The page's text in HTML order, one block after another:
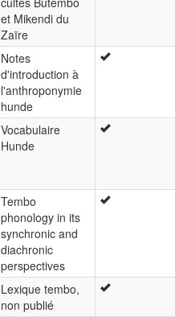
et Mikendi du
Zaïre
Notes
d'introduction à
l'anthroponymie
hunde
Vocabulaire
Hunde
Tembo
phonology in its
synchronic and
diachronic
perspectives
Lexique tembo,
non publié